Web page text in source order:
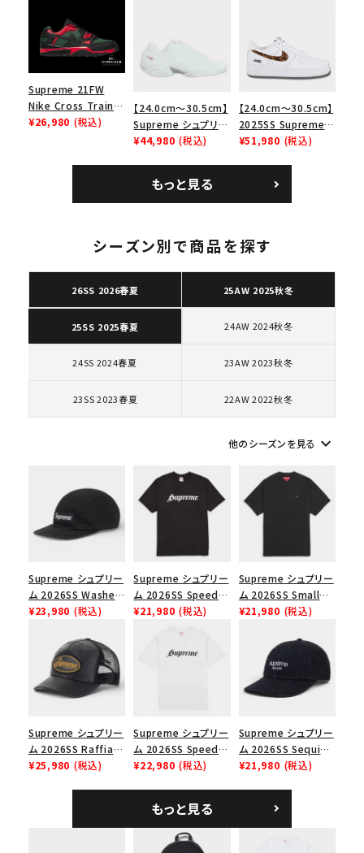
キーワードから探す
キャップ・ハット
パーカー・クルーネック
ショルダー・ウエストバッグ
ボックスロゴ ブラックスウェット
コラボレーションブランドから探す
並び順
価格から探す
円
絞り込んで検索する
ース１スニーカー シ
ューズ ホワイト
Supreme 21FW
Nike Cross Trainer
Low ナイキクロスト
¥26,980 (税込)
【24.0cm～30.5cm】
Supreme シュプリー
ム 2023AW Nike
カー ホワイト 白
¥44,980 (税込)
【24.0cm～30.5cm】
2025SS Supreme
GOODENOUGH
ムグッドイナフ ナイキ
エアフォース１スニー
ト
¥51,980 (税込)
もっと見る
シーズン別で商品を探す
26SS 2026春夏 25AW 2025秋冬
25SS 2025春夏 24AW 2024秋冬
24SS 2024春夏 23AW 2023秋冬
23SS 2023春夏 22AW 2022秋冬
他のシーズンを見る keyboard_arrow_down
Supreme シュプリー
ム 2026SS Washed
Chino Twill Camp
ノツイル キャンプキャ
ップ ブラック
¥23,980 (税込)
Supreme シュプリー
ム 2026SS Speed
Tee スピードTシャツ
¥21,980 (税込)
Supreme シュプリー
ム 2026SS Small
Box Tee スモールボ
¥21,980 (税込)
Supreme シュプリー
ム 2026SS Raffia
Mesh Back 5-Panel
¥25,980 (税込)
Supreme シュプリー
ム 2026SS Speed
Tee スピードTシャツ
¥22,980 (税込)
Supreme シュプリー
ム 2026SS Sequin
Denim Classic
シックロゴ 6パネルキ
ャップ ブラック
¥21,980 (税込)
もっと見る